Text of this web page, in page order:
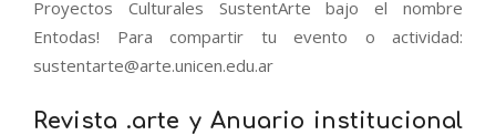
Proyectos Culturales SustentArte bajo el nombre
Entodas! Para compartir tu evento o actividad:
sustentarte@arte.unicen.edu.ar
Revista .arte y Anuario institucional